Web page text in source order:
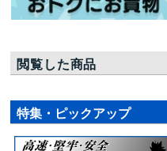
閲覧した商品
特集・ピックアップ